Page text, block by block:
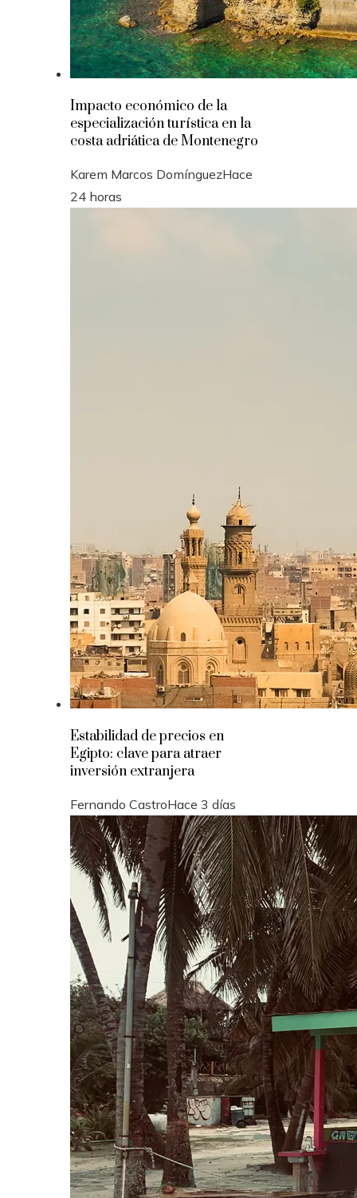
Impacto económico de la
especialización turística en la
costa adriática de Montenegro
Karem Marcos DomínguezHace
24 horas
Estabilidad de precios en
Egipto: clave para atraer
inversión extranjera
Fernando CastroHace 3 días